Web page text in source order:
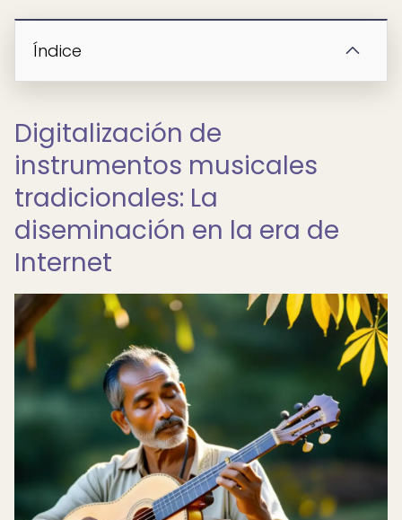
Índice
Digitalización de
instrumentos musicales
tradicionales: La
diseminación en la era de
Internet